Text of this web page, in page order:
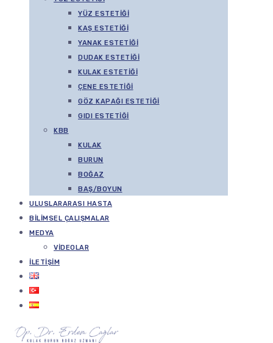
YÜZ ESTETIĞI
KAŞ ESTETIĞI
YANAK ESTETIĞI
DUDAK ESTETIĞI
KULAK ESTETIĞI
ÇENE ESTETIĞI
GÖZ KAPAĞI ESTETIĞI
GIDI ESTETIĞI
KBB
KULAK
BURUN
BOĞAZ
BAŞ/BOYUN
ULUSLARARASI HASTA
BILIMSEL ÇALIŞMALAR
MEDYA
VIDEOLAR
İLETIŞIM